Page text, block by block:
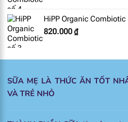
HiPP Organic Combiotic
820.000 ₫
SỮA MẸ LÀ THỨC ĂN TỐT
VÀ TRẺ NHỎ